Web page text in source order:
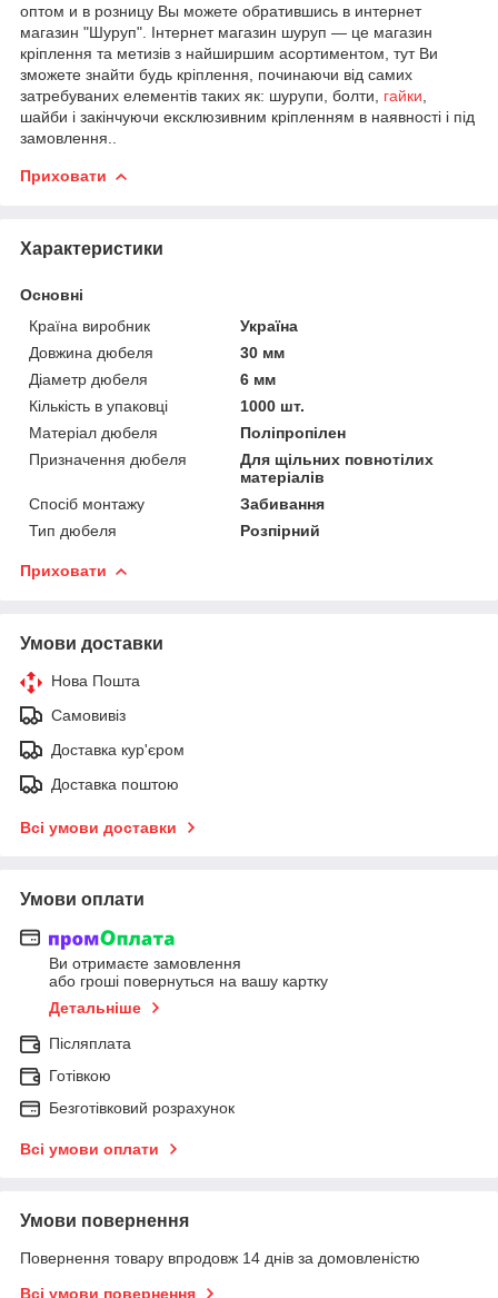
оптом и в розницу Вы можете обратившись в интернет
магазин "Шуруп". Інтернет магазин шуруп ― це магазин
кріплення та метизів з найширшим асортиментом, тут Ви
зможете знайти будь кріплення, починаючи від самих
затребуваних елементів таких як: шурупи, болти, гайки
шайби і закінчуючи ексклюзивним кріпленням в наявності і під
замовлення..
Приховати
Характеристики
Основні
Країна виробник
Україна
Довжина дюбеля
30 мм
Діаметр дюбеля
6 мм
Кількість в упаковці
1000 шт.
Матеріал дюбеля
Поліпропілен
Призначення дюбеля
Для щільних повнотілих
матеріалів
Спосіб монтажу
Забивання
Тип дюбеля
Розпірний
Приховати
Умови доставки
Нова Пошта
Самовивіз
Доставка кур'єром
Доставка поштою
Всі умови доставки
Умови оплати
Ви отримаєте замовлення
або гроші повернуться на вашу картку
Детальніше
Післяплата
Готівкою
Безготівковий розрахунок
Всі умови оплати
Умови повернення
Повернення товару впродовж 14 днів за домовленістю
Всі умови повернення